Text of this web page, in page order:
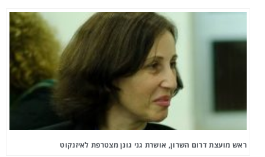
ראש מועצת דרום השרון, אושרת גני גונן מצטרפת לאיזנקוט